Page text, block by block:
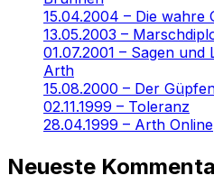
15.04.2004 – Die wahre
13.05.2003 –
01.07.2001 – Sagen und
Arth
15.08.2000 – Der
02.11.1999 – Toleranz
28.04.1999 – Arth Online
Neueste